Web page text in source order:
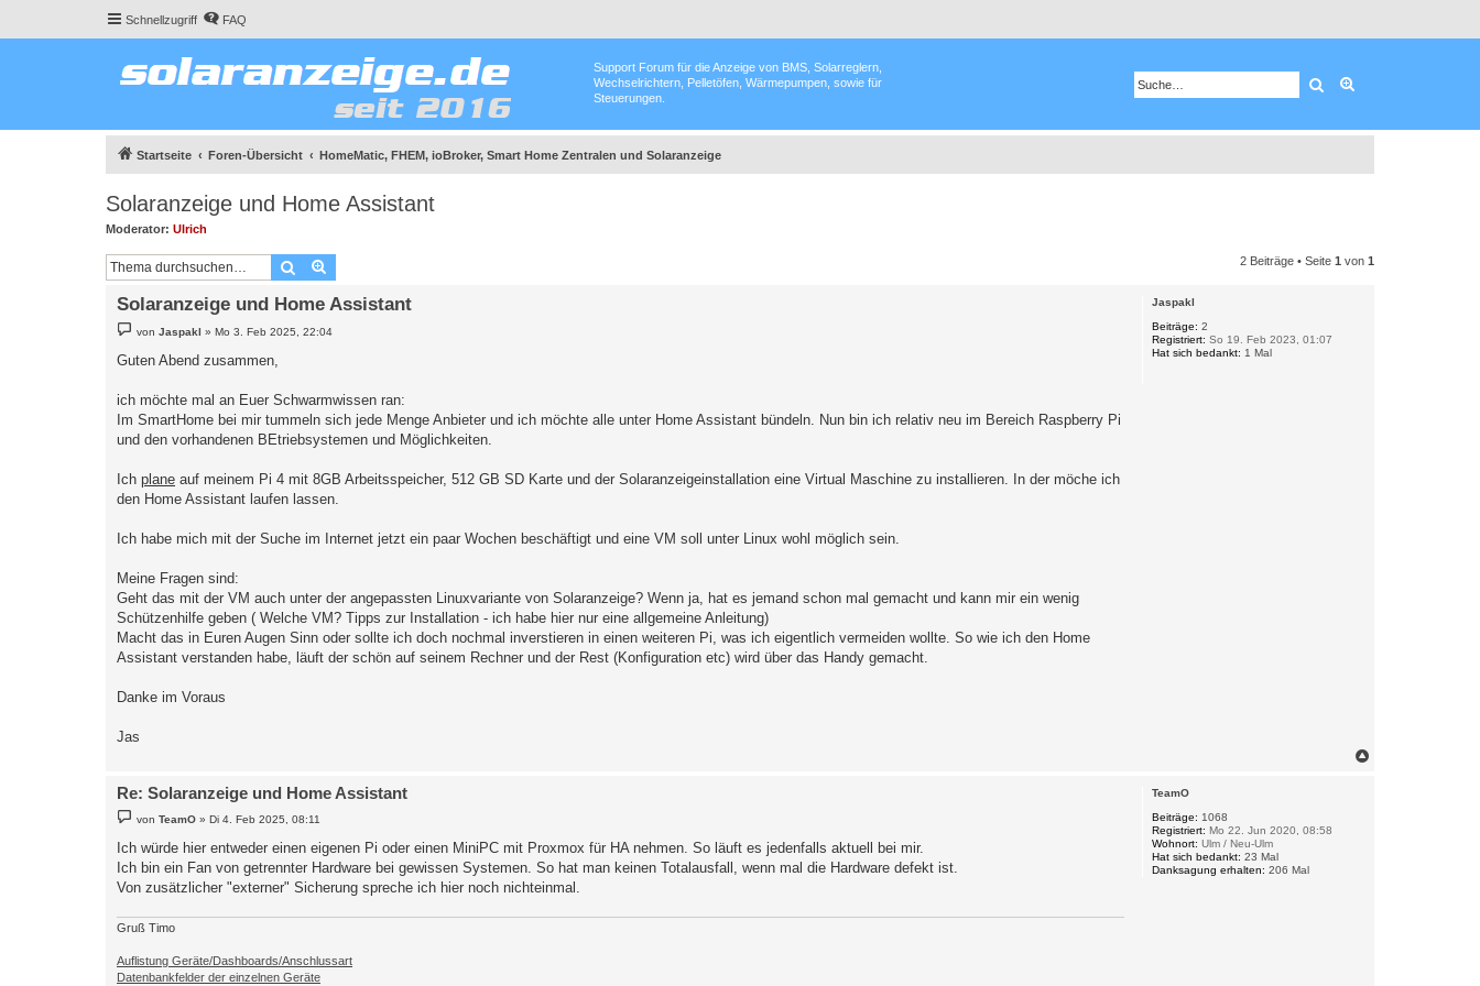
Schnellzugriff FAQ
Support Forum für die Anzeige von BMS, Solarreglern,
Wechselrichtern, Pelletöfen, Wärmepumpen, sowie für
Steuerungen.
Suche
Startseite Foren-Übersicht HomeMatic, FHEM, ioBroker, Smart Home Zentralen und Solaranzeige
Solaranzeige und Home Assistant
Moderator: Ulrich
Suche 2 Beiträge • Seite 1 von 1
Jaspakl
Beiträge: 2
Registriert: So 19. Feb 2023, 01:07
Hat sich bedankt: 1 Mal
Solaranzeige und Home Assistant
e
t
g
vonJaspakl »Mo 3. Feb 2025, 22:04
Guten Abend zusammen,
ich möchte mal an Euer Schwarmwissen ran:
Im SmartHome bei mir tummeln sich jede Menge Anbieter und ich möchte alle unter Home Assistant bündeln. Nun bin ich relativ neu im Bereich Raspberry Pi
und den vorhandenen BEtriebsystemen und Möglichkeiten.
Ich plane auf meinem Pi 4 mit 8GB Arbeitsspeicher, 512 GB SD Karte und der Solaranzeigeinstallation eine Virtual Maschine zu installieren. In der möche ich
den Home Assistant laufen lassen.
Ich habe mich mit der Suche im Internet jetzt ein paar Wochen beschäftigt und eine VM soll unter Linux wohl möglich sein.
Meine Fragen sind:
Geht das mit der VM auch unter der angepassten Linuxvariante von Solaranzeige? Wenn ja, hat es jemand schon mal gemacht und kann mir ein wenig
Schützenhilfe geben ( Welche VM? Tipps zur Installation - ich habe hier nur eine allgemeine Anleitung)
Macht das in Euren Augen Sinn oder sollte ich doch nochmal inverstieren in einen weiteren Pi, was ich eigentlich vermeiden wollte. So wie ich den Home
Assistant verstanden habe, läuft der schön auf seinem Rechner und der Rest (Konfiguration etc) wird über das Handy gemacht.
Danke im Voraus
Jas
TeamO
Beiträge: 1068
Registriert: Mo 22. Jun 2020, 08:58
Wohnort: Ulm / Neu-Ulm
Hat sich bedankt: 23 Mal
Danksagung erhalten: 206 Mal
Re: Solaranzeige und Home Assistant
e
t
r
g
vonTeamO »Di 4. Feb 2025, 08:11
Ich würde hier entweder einen eigenen Pi oder einen MiniPC mit Proxmox für HA nehmen. So läuft es jedenfalls aktuell bei mir.
Ich bin ein Fan von getrennter Hardware bei gewissen Systemen. So hat man keinen Totalausfall, wenn mal die Hardware defekt ist.
Von zusätzlicher "externer" Sicherung spreche ich hier noch nichteinmal.
Gruß Timo
Auflistung Geräte/Dashboards/Anschlussart
Datenbankfelder der einzelnen Geräte